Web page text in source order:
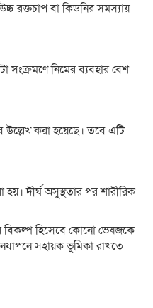
রক্তচাপ বা কিডনির সমস্যায়
সংক্রমণে নিমের ব্যবহার বেশ
উল্লেখ করা হয়েছে। তবে এটি
দীর্ঘ অসুস্থতার পর শারীরিক
বিকল্প হিসেবে কোনো ভেষজকে
সহায়ক ভূমিকা রাখতে